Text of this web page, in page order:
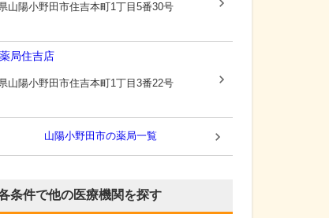
山陽小野田市住吉本町1丁目5番30号
局住吉店
山陽小野田市住吉本町1丁目3番22号
山陽小野田市の薬局一覧
条件で他の医療機関を探す